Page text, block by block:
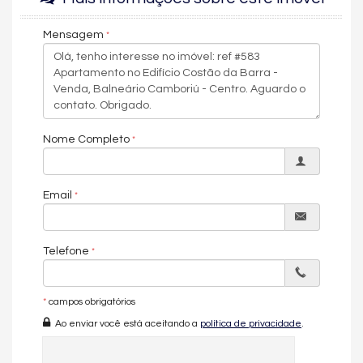
brinquedoteca e hall de entrada decorado e mobiliado. A
enquanto elevador, entrada para banhistas, bicicletário e gás
central completam a infraestrutura do empreendimento.
Uma oportunidade para quem busca um apartamento frente
mar mobiliado de alto padrão com 4 suítes no Centro de
Balneário Camboriú.
Ar Condicionado
Piso Porcelanato
Vista Mar
Decorado
Acabamento em Gesso
Vista Panorâmica
Aceita Pet
Área de Serviço
Mensagem
Nome Completo
Email
Telefone
* campos obrigatórios
Ao enviar você está aceitando a política de privacidade